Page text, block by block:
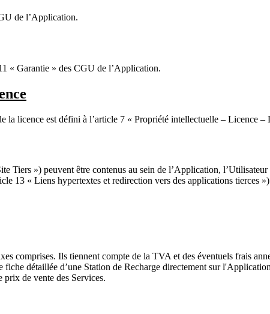
de l’Application.
« Garantie » des CGU de l’Application.
la licence est défini à l’article 7 « Propriété intellectuelle – Licence
Tiers ») peuvent être contenus au sein de l’Application,
13 « Liens hypertextes et redirection vers des applications tierces
comprises. Ils tiennent compte de la TVA et des éventuels frais
détaillée d’une Station de Recharge directement sur
prix de vente des Services.